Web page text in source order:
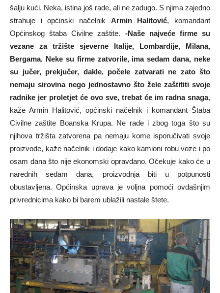
šalju kući. Neka, istina još rade, ali ne zadugo. S njima zajedno
strahuje i općinski načelnik Armin Halitović, komandant
Općinskog štaba Civilne zaštite. -Naše najveće firme su
vezane za tržište sjeverne Italije, Lombardije, Milana,
Bergama. Neke su firme zatvorile, ima sedam dana, neke
su jučer, prekjučer, dakle, počele zatvarati ne zato što
nemaju sirovina nego jednostavno što žele zaštititi svoje
radnike jer proletjet će ovo sve, trebat će im radna snaga,
kaže Armin Halitović, općinski načelnik i komandant Štaba
Civilne zaštite Boanska Krupa. Ne rade i zbog toga što su
njihova tržišta zatvorena pa nemaju kome isporučivati svoje
proizvode, kaže načelnik i dodaje kako kamioni robu voze i po
osam dana što nije ekonomski opravdano. Očekuje kako će u
narednih sedam dana, proizvodnja biti u potpunosti
obustavljena. Općinska uprava je voljna pomoći ovdašnjim
privrednicima kako bi barem ublažili nastale štete.